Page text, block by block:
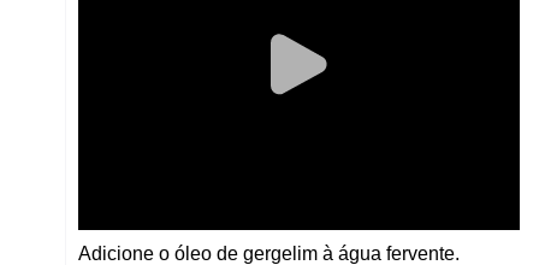
Adicione o óleo de gergelim à água fervente.